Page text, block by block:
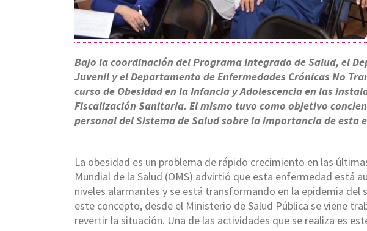
Bajo la coordinación del Programa Integrado de Salud, el
Juvenil y el Departamento de Enfermedades Crónicas No
curso de Obesidad en la Infancia y Adolescencia en las
Fiscalización Sanitaria. El mismo tuvo como objetivo
personal del Sistema de Salud sobre la importancia de esta
La obesidad es un problema de rápido crecimiento en las
Mundial de la Salud (OMS) advirtió que esta enfermedad está
niveles alarmantes y se está transformando en la epidemia del
este concepto, desde el Ministerio de Salud Pública se viene
revertir la situación. Una de las actividades que se realiza es